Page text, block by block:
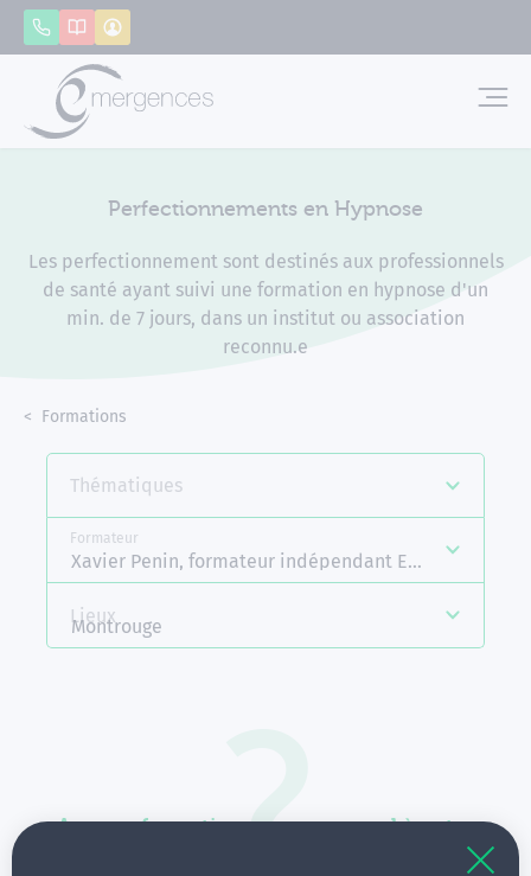
AppelerCatalogue
Perfectionnements en Hypnose
Les perfectionnement sont destinés aux professionnels
de santé ayant suivi une formation en hypnose d'un
min. de 7 jours, dans un institut ou association
reconnu.e
Accueil
Formations
Thématiques
Formateur
Xavier Penin, formateur indépendant Emergences
Lieux
Montrouge
Aucune formation ne correspond à votre
Panneau de gestion des cookies